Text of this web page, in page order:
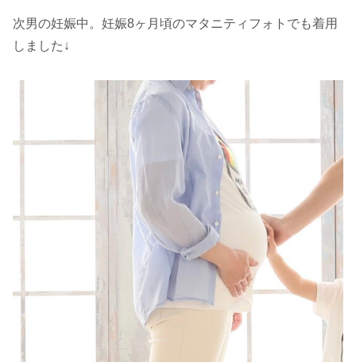
次男の妊娠中。妊娠8ヶ月頃のマタニティフォトでも着用
しました↓